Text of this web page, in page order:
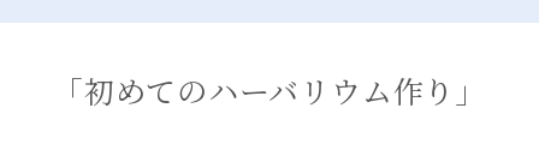
「初めてのハーバリウム作り」